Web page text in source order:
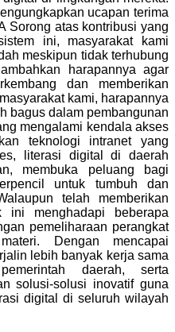
ucapan terima
Sorong atas kontribusi yang
ini, masyarakat kami
meskipun tidak terhubung
harapannya agar
dan memberikan
kami, harapannya
bagus dalam pembangunan
mengalami kendala akses
teknologi intranet yang
literasi digital di daerah
membuka peluang bagi
untuk tumbuh dan
telah memberikan
ini menghadapi beberapa
pemeliharaan perangkat
Dengan mencapai
lebih banyak kerja sama
daerah, serta
solusi-solusi inovatif guna
digital di seluruh wilayah